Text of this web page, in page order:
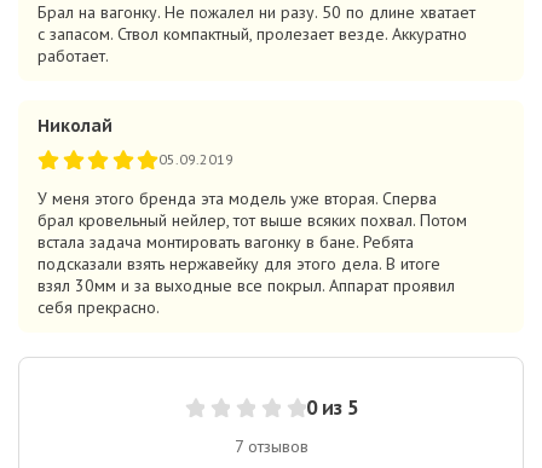
0 из 5
7 отзывов
Брал на вагонку. Не пожалел ни разу. 50 по длине хватает
с запасом. Ствол компактный, пролезает везде. Аккуратно
работает.
Николай
05.09.2019
У меня этого бренда эта модель уже вторая. Сперва
брал кровельный нейлер, тот выше всяких похвал. Потом
встала задача монтировать вагонку в бане. Ребята
подсказали взять нержавейку для этого дела. В итоге
взял 30мм и за выходные все покрыл. Аппарат проявил
себя прекрасно.